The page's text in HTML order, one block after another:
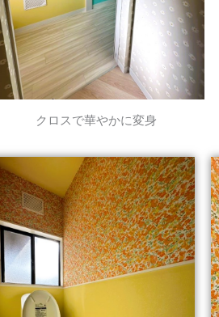
クロスで華やかに変身